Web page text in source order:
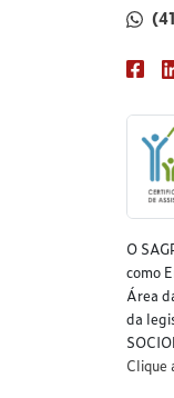
O
como
Área
da
Clique